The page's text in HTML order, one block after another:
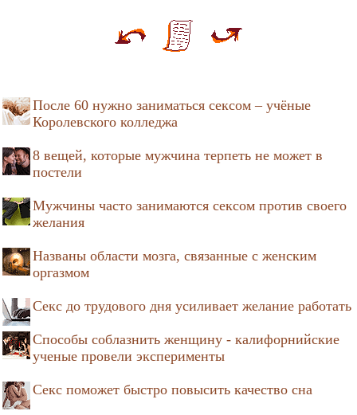
После 60 нужно заниматься сексом – учёные
Королевского колледжа
8 вещей, которые мужчина терпеть не может в
постели
Мужчины часто занимаются сексом против своего
желания
Названы области мозга, связанные с женским
оргазмом
Секс до трудового дня усиливает желание работать
Способы соблазнить женщину - калифорнийские
ученые провели эксперименты
Секс поможет быстро повысить качество сна